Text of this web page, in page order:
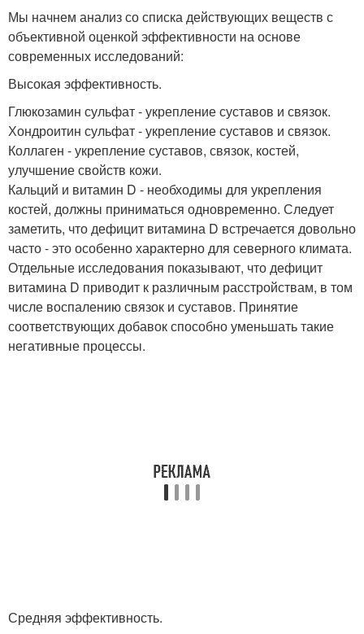
Мы начнем анализ со списка действующих веществ с
объективной оценкой эффективности на основе
современных исследований:
Высокая эффективность.
Глюкозамин сульфат - укрепление суставов и связок.
Хондроитин сульфат - укрепление суставов и связок.
Коллаген - укрепление суставов, связок, костей,
улучшение свойств кожи.
Кальций и витамин D - необходимы для укрепления
костей, должны приниматься одновременно. Следует
заметить, что дефицит витамина D встречается довольно
часто - это особенно характерно для северного климата.
Отдельные исследования показывают, что дефицит
витамина D приводит к различным расстройствам, в том
числе воспалению связок и суставов. Принятие
соответствующих добавок способно уменьшать такие
негативные процессы.
Средняя эффективность.